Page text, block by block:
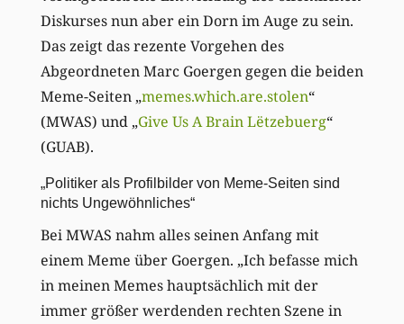
Diskurses nun aber ein Dorn im Auge zu sein.
Das zeigt das rezente Vorgehen des
Abgeordneten Marc Goergen gegen die beiden
Meme-Seiten „memes.which.are.stolen“
(MWAS) und „Give Us A Brain Lëtzebuerg“
(GUAB).
„Politiker als Profilbilder von Meme-Seiten sind
nichts Ungewöhnliches“
Bei MWAS nahm alles seinen Anfang mit
einem Meme über Goergen. „Ich befasse mich
in meinen Memes hauptsächlich mit der
immer größer werdenden rechten Szene in